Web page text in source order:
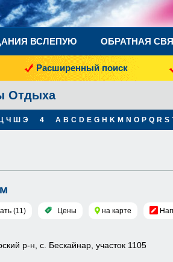
ВСЛЕПУЮ ОБРАТНАЯ
Расширенный поиск
Отдыха
Ц Ч Ш Э 4 A B C D E G H K M N O P Q R S
(11) Цены на карте
р-н, с. Бескайнар, участок 1105